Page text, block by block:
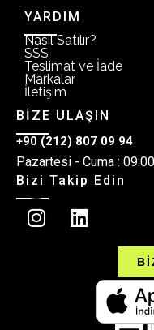
YARDIM
Nasıl Satılır?
SSS
Teslimat ve İade
Markalar
İletişim
BİZE ULAŞIN
+90 (212) 807 09 94
Pazartesi - Cuma :
Bizi Takip Edin